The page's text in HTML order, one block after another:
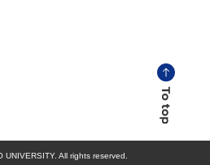
All rights reserved.